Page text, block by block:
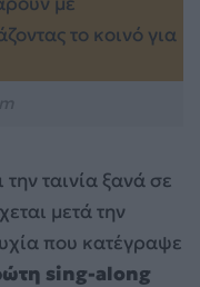
ταινία ξανά σε
μετά την
που κατέγραψε
sing-along